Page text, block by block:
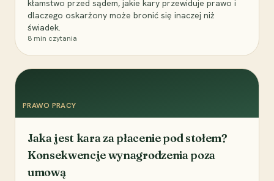
kłamstwo przed sądem, jakie kary przewiduje prawo i
dlaczego oskarżony może bronić się inaczej niż
świadek.
8 min czytania
PRAWO PRACY
Jaka jest kara za płacenie pod stołem?
Konsekwencje wynagrodzenia poza
umową